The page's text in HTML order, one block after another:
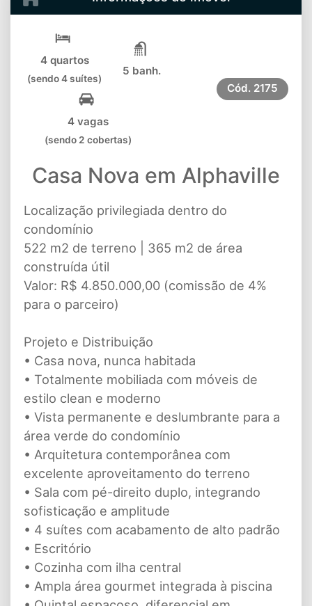
4 quartos
(sendo 4 suítes)
5 banh.
4 vagas
(sendo 2 cobertas)
Cód. 2175
Casa Nova em Alphaville
Localização privilegiada dentro do
condomínio
522 m2 de terreno | 365 m2 de área
construída útil
Valor: R$ 4.850.000,00 (comissão de 4%
para o parceiro)
Projeto e Distribuição
• Casa nova, nunca habitada
• Totalmente mobiliada com móveis de
estilo clean e moderno
• Vista permanente e deslumbrante para a
área verde do condomínio
• Arquitetura contemporânea com
excelente aproveitamento do terreno
• Sala com pé-direito duplo, integrando
sofisticação e amplitude
• 4 suítes com acabamento de alto padrão
• Escritório
• Cozinha com ilha central
• Ampla área gourmet integrada à piscina